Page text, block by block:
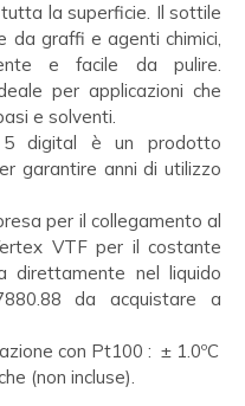
la superficie. Il sottile
da graffi e agenti chimici,
e facile da pulire.
per applicazioni che
e solventi.
5 digital è un prodotto
garantire anni di utilizzo
per il collegamento al
VTF per il costante
direttamente nel liquido
da acquistare a
con Pt100 : ± 1.0ºC
(non incluse).